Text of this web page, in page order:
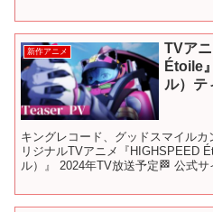
新作アニメ
TVア
Étoile
ル）テ
キングレコード、グッドスマイル
リジナルTVアニメ『HIGHSPEED
ル）』 2024年TV放送予定🏁 公式